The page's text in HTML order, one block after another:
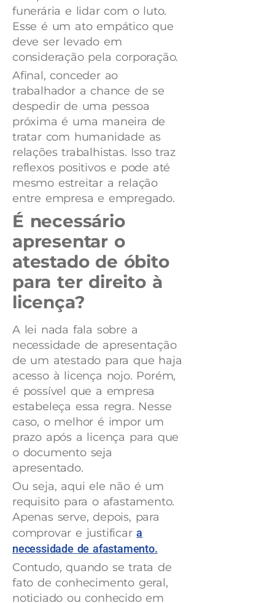
funerária e lidar com o luto.
Esse é um ato empático que
deve ser levado em
consideração pela corporação.
Afinal, conceder ao
trabalhador a chance de se
despedir de uma pessoa
próxima é uma maneira de
tratar com humanidade as
relações trabalhistas. Isso traz
reflexos positivos e pode até
mesmo estreitar a relação
entre empresa e empregado.
É necessário
apresentar o
atestado de óbito
para ter direito à
licença?
A lei nada fala sobre a
necessidade de apresentação
de um atestado para que haja
acesso à licença nojo. Porém,
é possível que a empresa
estabeleça essa regra. Nesse
caso, o melhor é impor um
prazo após a licença para que
o documento seja
apresentado.
Ou seja, aqui ele não é um
requisito para o afastamento.
Apenas serve, depois, para
comprovar e justificara
necessidade de afastamento.
Contudo, quando se trata de
fato de conhecimento geral,
noticiado ou conhecido em